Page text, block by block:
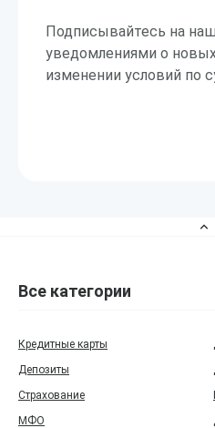
Подписывайтесь на
уведомлениями о
изменении условий по
Все категории
Кредитные карты
Депозиты
Страхование
МФО